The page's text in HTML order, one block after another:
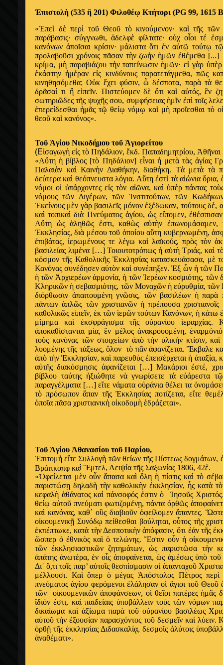
Ἐπιστολὴ (535 ἢ 201) Φιλοθέῳ Κτήτορι (PG 99, 1615
«Ἐπεὶ δὲ περὶ τοῦΘεοῦ τὸκινούμενον· καὶ τῆς τῶν
παράβασις· σύγγνωθι,ἀδελφὲ φίλτατε· οὐχ οἷοι τέ ἐ
κανόνων ἀποῖσαι κρίσιν· μάλιστα ὅτι ἐν αὐτῷ τούτῳ τῷ
προλαβοῦσι χρόνοις πᾶσαν τὴν ζωὴνἡμῶνἐθέμεθα
κρίμα, μὴπαραβιάζου τὴν ταπείνωσινἡμῶν· εἰ γὰρ ὑπὲ
ἑκάστηνἡμέραν εἰς κινδύνους παρατετάγμεθα, πῶς
κινηθησόμεθα; Οὐκἔχει φύσιν,ὦ δέσποτα, παρὰτὰ
δρᾶσαί τι ἢεἰπεῖν. Πιστεύομεν δὲ ὅτι καὶ αὐτός,ἓν
σωτηριῶδες τῆς ψυχῆς σου, συμφήσειαςἡμῖν ἐπὶ τοῖς
ἐπερείδεσθαι ἡμᾶς τῷ θείῳ νόμῳ καὶ μὴ προΐεσθαι τὸ οἱ
θεοῦ καὶ κανόνος».
Τοῦ Ἁγίου Νικοδήμου τοῦ Ἁγιορείτου
(Εἰσαγωγὴ εἰς τὸ Πηδάλιον, ἔκδ. Παπαδημητρίου, Ἀθῆ
«Αὕτηἡ βίβλος [τὸ Πηδάλιον] εἶναι ἡμετὰτὰςἁγίας
Παλαιὰν καὶ Καινὴν Διαθήκην, διαθήκη. Τὰμετὰ τὰ
δεύτερα καὶ θεόπνευστα λόγια. Αὕτηἐστὶ τὰαἰώνιαὅρια,
νόμοι οἱ ὑπάρχοντες εἰς τὸν αἰῶνα, καὶ ὑπὲρ πάντας τοὺ
νόμους τῶν Διγέρων, τῶν Ἰνστιτούτων, τῶν
Ἐκείνους μὲν γὰρ βασιλεῖς μόνονἐξέδωκαν, τούτους δέ, α
καὶ τοπικαὶ διὰ Πνεύματος ἁγίου, ὡς εἴπομεν,ἐ
Αὕτη ὡςἀληθῶς ἐστι, καθὼς αὐτὴν ἐπωνομάσαμεν,
Ἐκκλησίας, διὰ μέσου τοῦ ὁποίου αὕτη κυβερνωμένη,ἀ
ἐπιβάτας, ἱερωμένους τε λέγω καὶ λαϊκούς, πρὸς τὸν ἀ
βασιλείας λιμένα […] Τοιουτοτρόπωςἡ αὐτὴ Τριάς, καὶ τ
κόσμον τῆς Καθολικῆς Ἐκκλησίας κατασκευάσασα, μὲ
Κανόνας συνέδησεν αὐτὸν καὶ συνέπηξεν.Ἐξ ὧν ἡτῶν
ἡ τῶν Ἀρχιερέωνἁρμονία,ἡ τῶνἹερέων κοσμιότης, τῶν
Κληρικῶνἡ σεβασμιότης, τῶν Μοναχῶν ἡεὐρυθμία, τῶν
διόρθωσιν ἀπαιτουμένη γνῶσις, τῶν βασιλέων ἡπαρὰ
πάντωνἁπλῶς τῶν χριστιανῶνἡ πρέπουσα χριστιανοῖς
καθολικῶς εἰπεῖν, ἐκ τῶν ἱερῶν τούτων Κανόνων, ἡ κάτω ἐ
μίμημα καὶ ἐκσφράγισμα τῆς οὐρανίου ἱεραρχίας.
ἀποκαθίστανται μία,ἓν μέλος ἀνακρουομένη,ἐ
τοὺς κανόνας τῶν στοιχείων ἀπὸτὴν ὑλικὴν κτίσιν, καὶ
λυομένης τῆς τάξεως,ὅλον τὸ πᾶνἀφανίζεται.Ἔκβαλε κα
ἀπὸ τὴνἘκκλησίαν, καὶ παρευθὺςἐπεισέρχεταιἡ ἀταξία,
αὐτῆς διακόσμησις ἀφανίζεται […] Μακάριοιἐστέ,
βίβλου ταύτηςἠξιώθητε νὰγνωρίσετε τὰεὐάρεστα τῷ
παραγγέλματα […] εἴτε νάματα οὐράνια θέλει τα ὀ
τὸ πρόσωπονἅπαν τῆςἘκκλησίας ποτίζεται, εἴτε
ὁποῖα πᾶσα χριστιανικὴ οἰκοδομὴ ἑδράζεται».
Τοῦ Ἁγίου Ἀθανασίου τοῦ Παρίου,
Ἐπιτομὴ εἴτε Συλλογὴ τῶν θείων τῆς Πίστεως δογμάτων,
Βράιτκοπφ καὶ Ἕμτελ, Λειψία τῆς Σαξωνίας 1806, 42ἑ.
«Ὀφείλεται μὲν οὖνἅπασα καὶ ὅληἡ πίστις καὶ τὸ
παριστώσῃ δηλαδὴτὴν καθολικὴνἐκκλησίαν,ἧς κατὰτὸ
κεφαλὴ ἀθάνατος καὶ πάνσοφός ἐστινὁ Ἰησοῦς
θείῳ αὐτοῦ πνεύματι φωτιζομένῃ, πάνταὀρθῶς ἀ
καὶ κανόνας, καθ΄ οὓς διαβιοῦν ὀφείλομενἅπαντες.Ὥ
οἰκουμενικῇ Συνόδῳ πείθεσθαι βούληται, οὗτος τῆς
ἐκπέπτωκε, κατὰ τὴν Δεσποτικὴνἀπόφασιν,ὅτι ἐάν τῆςἐ
ὥσπερὁ ἐθνικὸς καὶ ὁ τελώνης.Ἔστιν οὖν ἡοἰ
τῶνἐκκλησιαστικῶν ζητημάτων,ὡς παριστῶσα τὴν
ἀπάτης ἀνωτέρα,ἐν οἷς ἀποφαίνεται,ὡς ἀμέσωςὑπὸ τοῦ
Δι΄ὅ,τι τοῖς παρ’ αὐτοῖς θεσπίσμασιν οἱ ἁπανταχοῦ
μέλλουσι. Καὶ ὅπερ ὁμέγας Ἀπόστολος Πέτρος περὶ
πνεύματοςἁγίου φερόμενοι ἐλάλησαν οἱ ἅγιοι τοῦΘεοῦ
τῶν οἰκουμενικῶν ἀποφάνσεων, οἱ θεῖοι πατέρεςἡμᾶς
ἴδιόνἐστι, καὶ παιδείαις ὑποβάλλειν τοὺς τῶν νόμων
δικαίωμα καὶ ἀξίωμα παρὰτοῦοὐρανίου βασιλέως
αὐτοῦ τὴν ἐξουσίαν παρασχόντος τοῦδεσμεῖν καὶ λύειν.
ὀρθῇ τῆς ἐκκλησίας Διδασκαλίᾳ, δεσμοῖς ἀλύτοιςὑ
ἀναθέματι».